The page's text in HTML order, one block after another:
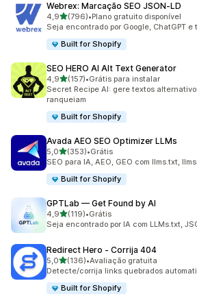
Webrex: Marcação SEO JSON‑LD
4,9de 5 estrelas
(796)
796 avaliações ao todo
•Plano gratuito disponível
Seja encontrado por Google, ChatGPT
Built for Shopify
SEO HERO AI Alt Text Generator
4,9de 5 estrelas
(157)
157 avaliações ao todo
•Grátis para instalar
Secret Recipe AI: gere textos
ranqueiam
Built for Shopify
Avada AEO SEO Optimizer LLMs
5,0de 5 estrelas
(353)
353 avaliações ao todo
•Grátis
SEO para IA, AEO, GEO com llms.txt,
Built for Shopify
GPTLab — Get Found by AI
4,9de 5 estrelas
(119)
119 avaliações ao todo
•Grátis
Seja encontrado por IA com LLMs.txt,
Redirect Hero ‑ Corrija 404
5,0de 5 estrelas
(136)
136 avaliações ao todo
•Avaliação gratuita
Detecte/corrija links quebrados
Built for Shopify